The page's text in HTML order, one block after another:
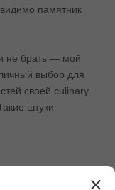
памятник
не брать — мой
выбор для
своей culinary
штуки